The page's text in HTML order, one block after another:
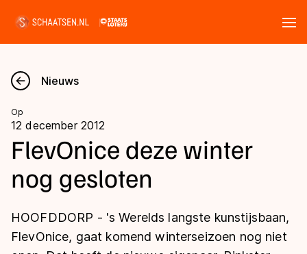
Nieuws
Kalender
Disciplines
Langebaan
Uitslagen
Nieuws
Op
12 december 2012
FlevOnice deze winter
nog gesloten
HOOFDDORP - 's Werelds langste kunstijsbaan,
FlevOnice, gaat komend winterseizoen nog niet